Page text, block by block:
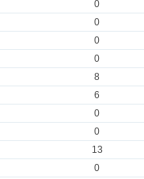
0
0
0
0
8
6
0
0
13
0